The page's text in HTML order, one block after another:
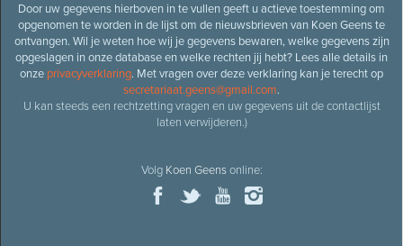
Door uw gegevens hierboven in te vullen geeft u actieve toestemming om
opgenomen te worden in de lijst om de nieuwsbrieven van Koen Geens te
ontvangen. Wil je weten hoe wij je gegevens bewaren, welke gegevens zijn
opgeslagen in onze database en welke rechten jij hebt? Lees alle details in
onze privacyverklaring. Met vragen over deze verklaring kan je terecht op
secretariaat.geens@gmail.com.
U kan steeds een rechtzetting vragen en uw gegevens uit de contactlijst
laten verwijderen.)
Volg Koen Geensonline: